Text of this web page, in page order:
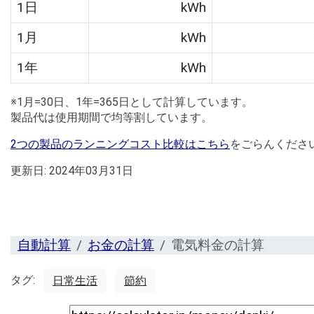
1日
kWh
1月
kWh
1年
kWh
※1月=30日、1年=365日として計算しています。
製品代は使用期間で均等割しています。
2つの製品のランニングコスト比較はこちら をごらんくださ
更新日: 2024年03月31日
自動計算 お金の計算 電気料金の計算
タグ: 日常生活 節約